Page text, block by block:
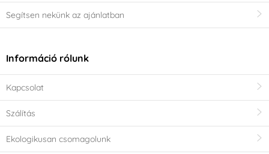
Segítsen nekünk az ajánlatban
Információ rólunk
Kapcsolat
Szálítás
Ekologikusan csomagolunk